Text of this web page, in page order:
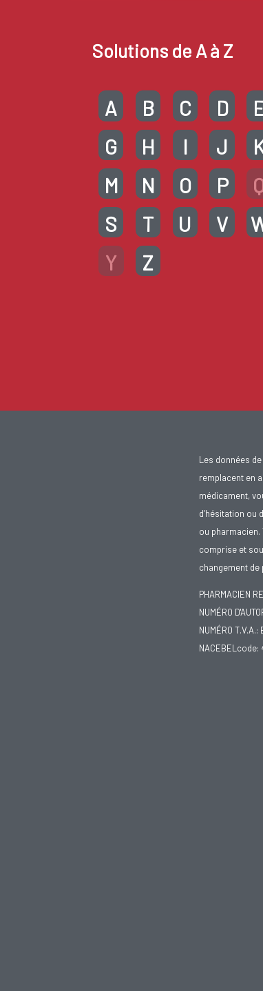
Solutions de A à Z
A B C D
G
H I J
M
N O P
S
T U V
Y
Z
Les données
remplacent en
médicament,
d’hésitation ou
ou
comprise et
changement de
PHARMACIEN
NUMÉRO
NUMÉRO
NACEBELcode: